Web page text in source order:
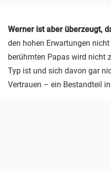
Werner ist aber überzeugt,
den hohen Erwartungen
berühmten Papas wird nicht
Typ ist und sich davon gar
Vertrauen – ein Bestandteil